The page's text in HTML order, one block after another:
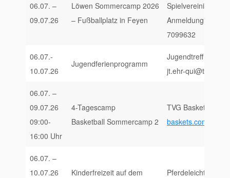
06.07. –
09.07.26
Löwen Sommercamp 2026
– Fußballplatz in Feyen
Spielvereinigung
Anmeldung unter:
7099632
06.07.-
10.07.26
Jugendferienprogramm
Jugendtreff
jt.ehr-qui@t-
06.07. –
09.07.26
09:00-
16:00 Uhr
4-Tagescamp
Basketball Sommercamp 2
TVG Baskets Trier
baskets.com/
06.07. –
10.07.26
Kinderfreizeit auf dem
Pferdeleicht